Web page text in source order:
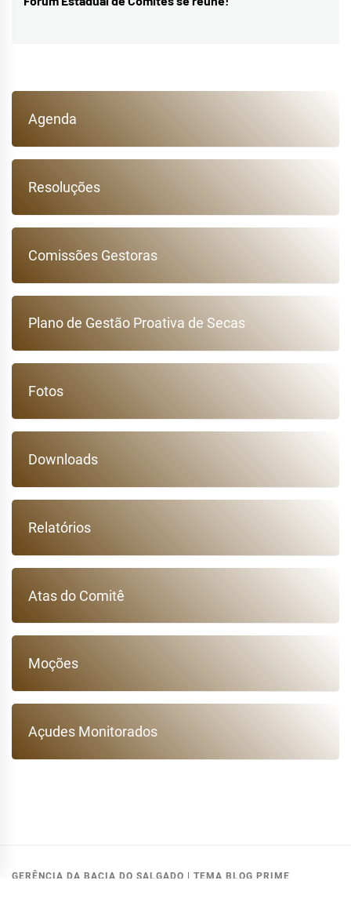
Next
Agenda
Resoluções
Comissões Gestoras
Plano de Gestão Proativa de Secas
Fotos
Downloads
Relatórios
Atas do Comitê
Moções
Açudes Monitorados
GERÊNCIA DA BACIA DO SALGADO | TEMA BLOG PRIME